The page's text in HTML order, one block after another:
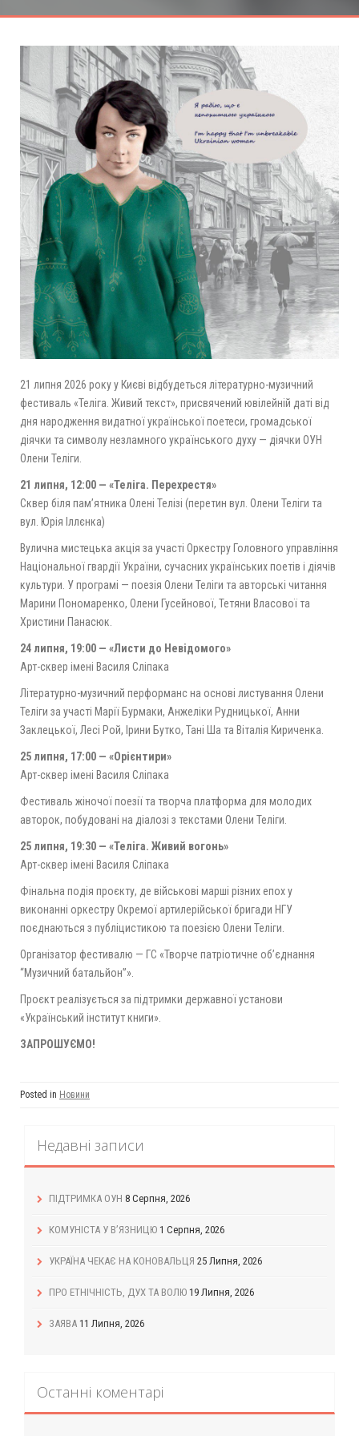
21 липня 2026 року у Києві відбудеться літературно-музичний
фестиваль «Теліга. Живий текст», присвячений ювілейній даті від
дня народження видатної української поетеси, громадської
діячки та символу незламного українського духу — діячки ОУН
Олени Теліги.
21 липня, 12:00 — «Теліга. Перехрестя»
Сквер біля пам’ятника Олені Телізі (перетин вул. Олени Теліги та
вул. Юрія Іллєнка)
Вулична мистецька акція за участі Оркестру Головного управління
Національної гвардії України, сучасних українських поетів і діячів
культури. У програмі — поезія Олени Теліги та авторські читання
Марини Пономаренко, Олени Гусейнової, Тетяни Власової та
Христини Панасюк.
24 липня, 19:00 — «Листи до Невідомого»
Арт-сквер імені Василя Сліпака
Літературно-музичний перформанс на основі листування Олени
Теліги за участі Марії Бурмаки, Анжеліки Рудницької, Анни
Заклецької, Лесі Рой, Ірини Бутко, Тані Ша та Віталія Кириченка.
25 липня, 17:00 — «Орієнтири»
Арт-сквер імені Василя Сліпака
Фестиваль жіночої поезії та творча платформа для молодих
авторок, побудовані на діалозі з текстами Олени Теліги.
25 липня, 19:30 — «Теліга. Живий вогонь»
Арт-сквер імені Василя Сліпака
Фінальна подія проєкту, де військові марші різних епох у
виконанні оркестру Окремої артилерійської бригади НГУ
поєднаються з публіцистикою та поезією Олени Теліги.
Організатор фестивалю — ГС «Творче патріотичне об’єднання
“Музичний батальйон”».
Проєкт реалізується за підтримки державної установи
«Український інститут книги».
ЗАПРОШУЄМО!
Posted in Новини
Недавні записи
ПІДТРИМКА ОУН 8 Серпня, 2026
КОМУНІСТА У В’ЯЗНИЦЮ 1 Серпня, 2026
УКРАЇНА ЧЕКАЄ НА КОНОВАЛЬЦЯ 25 Липня, 2026
ПРО ЕТНІЧНІСТЬ, ДУХ ТА ВОЛЮ 19 Липня, 2026
ЗАЯВА 11 Липня, 2026
Останні коментарі